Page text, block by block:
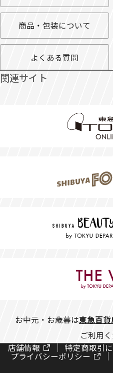
商品・包装について
よくある質問
関連サイト
お中元・お歳暮は東急百
ご利用く
店舗情報
特定商取引
プライバシーポリシー